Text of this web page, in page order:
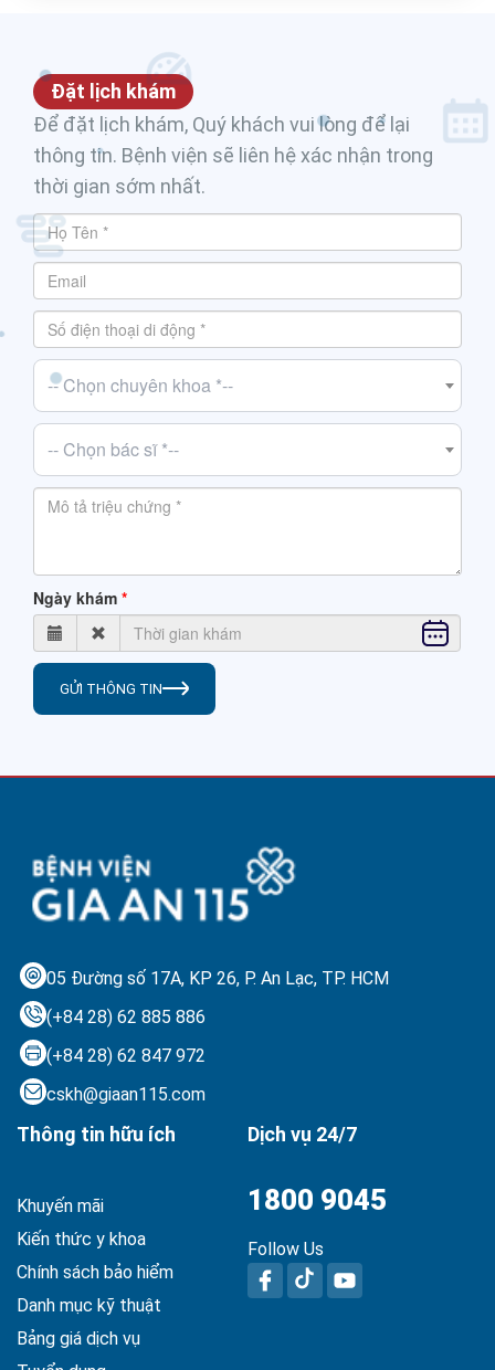
Đặt lịch khám
Để đặt lịch khám, Quý khách vui lòng để lại
thông tin. Bệnh viện sẽ liên hệ xác nhận trong
thời gian sớm nhất.
-- Chọn chuyên khoa *--
-- Chọn bác sĩ *--
Ngày khám
GỬI THÔNG TIN
05 Đường số 17A, KP 26, P. An Lạc, TP. HCM
(+84 28) 62 885 886
(+84 28) 62 847 972
cskh@giaan115.com
Thông tin hữu ích
Khuyến mãi
Kiến thức y khoa
Chính sách bảo hiểm
Danh mục kỹ thuật
Bảng giá dịch vụ
Dịch vụ 24/7
1800 9045
Follow Us